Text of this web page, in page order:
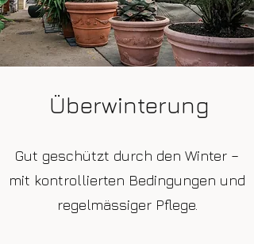
Überwinterung
Gut geschützt durch den Winter –
mit kontrollierten Bedingungen und
regelmässiger Pflege.